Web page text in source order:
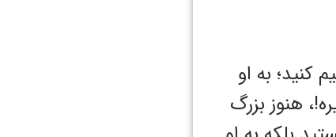
کنید؛ به او
هنوز بزرگ